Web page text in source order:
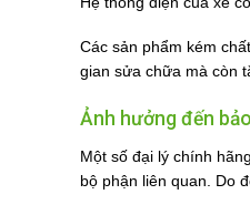
Các sản phẩm kém
gian sửa chữa mà còn
Ảnh hưởng đến
Một số đại lý chính
bộ phận liên quan. Do